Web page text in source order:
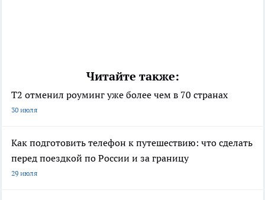
Читайте также:
Т2 отменил роуминг уже более чем в 70 странах
30 июля
Как подготовить телефон к путешествию: что сделать
перед поездкой по России и за границу
29 июля